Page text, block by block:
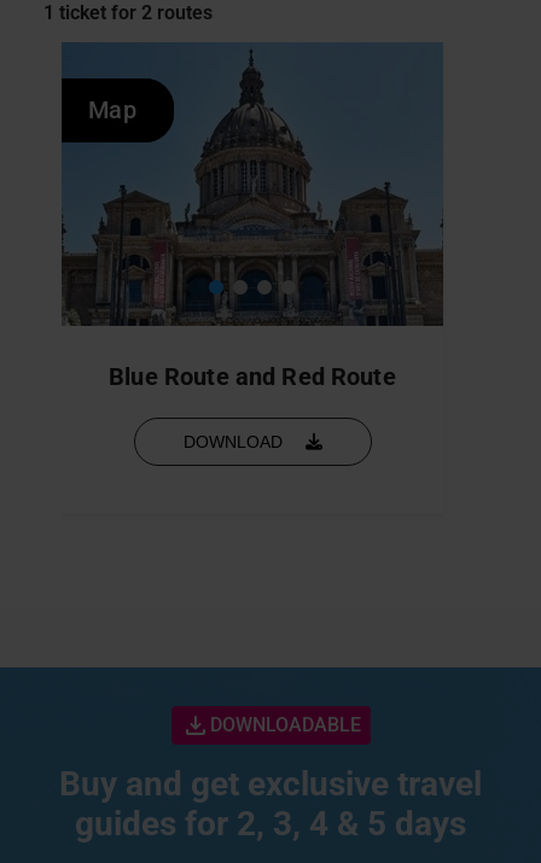
1 ticket for 2 routes
Map
Blue Route and Red Route
Map
DOWNLOAD
DOWNLOADABLE
Buy and get exclusive travel
guides for 2, 3, 4 & 5 days